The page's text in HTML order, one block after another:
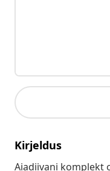
Kirjeldus
Aiadiivani komplekt